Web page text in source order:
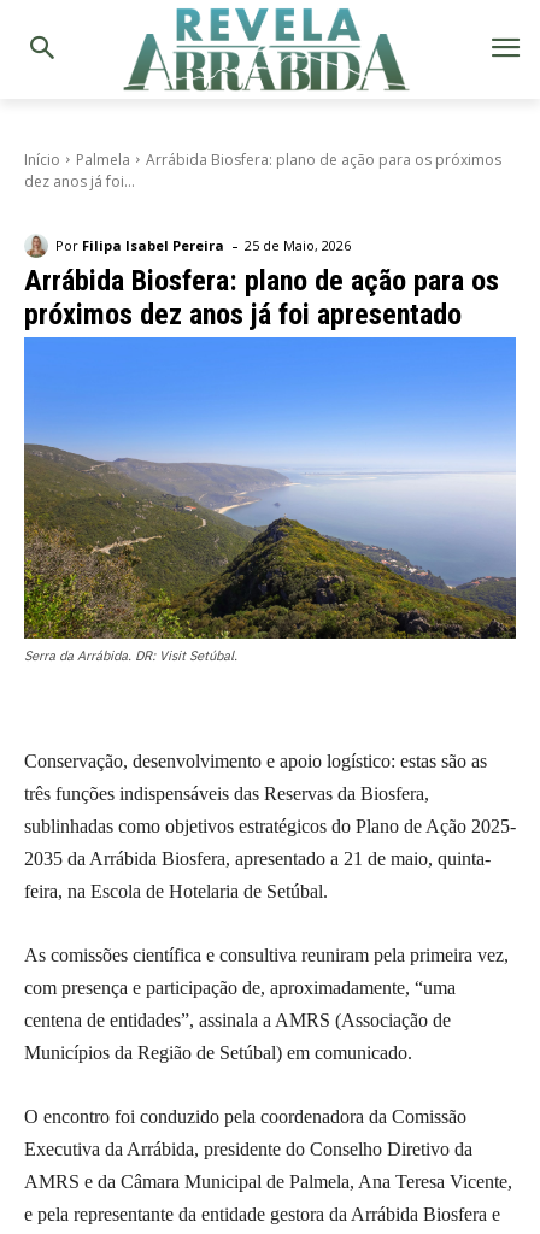
Início Palmela
Arrábida Biosfera: plano de ação para os próximos
dez anos já foi...
Por Filipa Isabel Pereira - 25 de Maio, 2026
Arrábida Biosfera: plano de ação para os
próximos dez anos já foi apresentado
Serra da Arrábida. DR: Visit Setúbal.
Conservação, desenvolvimento e apoio logístico: estas são as
três funções indispensáveis das Reservas da Biosfera,
sublinhadas como objetivos estratégicos do Plano de Ação 2025-
2035 da Arrábida Biosfera, apresentado a 21 de maio, quinta-
feira, na Escola de Hotelaria de Setúbal.
As comissões científica e consultiva reuniram pela primeira vez,
com presença e participação de, aproximadamente, “uma
centena de entidades”, assinala a AMRS (Associação de
Municípios da Região de Setúbal) em comunicado.
O encontro foi conduzido pela coordenadora da Comissão
Executiva da Arrábida, presidente do Conselho Diretivo da
AMRS e da Câmara Municipal de Palmela, Ana Teresa Vicente,
e pela representante da entidade gestora da Arrábida Biosfera e